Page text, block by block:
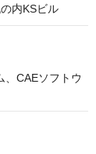
内KSビル
、CAEソフトウ